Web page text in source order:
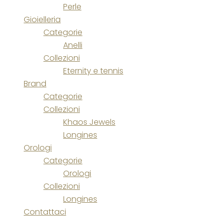
Perle
Gioielleria
Categorie
Anelli
Collezioni
Eternity e tennis
Brand
Categorie
Collezioni
Khaos Jewels
Longines
Orologi
Categorie
Orologi
Collezioni
Longines
Contattaci